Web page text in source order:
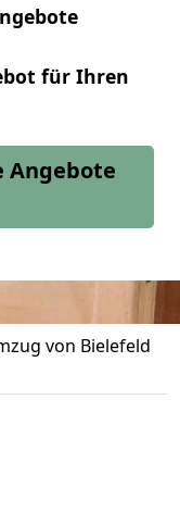
für Ihren
Angebote
von Bielefeld